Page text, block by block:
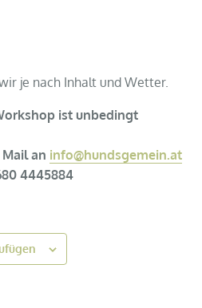
je nach Inhalt und Wetter.
ist unbedingt
an info@hundsgemein.at
4445884